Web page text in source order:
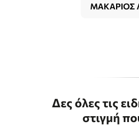
ΜΑΚΑΡΙΟΣ
Δες όλες τις
στιγμή